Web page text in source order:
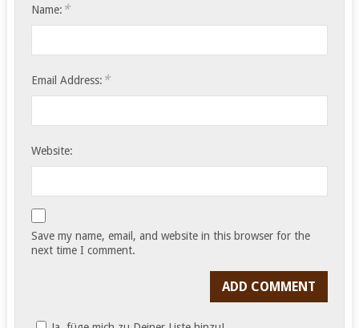
Name: *
Email Address: *
Website:
Save my name, email, and website in this browser for the
next time I comment.